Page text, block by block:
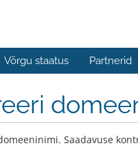
Võrgu staatus Partnerid
Saadavuse